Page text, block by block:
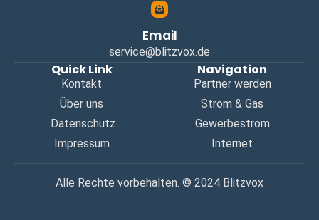
Email
service@blitzvox.de
Navigation
Partner werden
Strom & Gas
Gewerbestrom
Internet
Quick Link
Kontakt
Über uns
Datenschutz.
Impressum
Alle Rechte vorbehalten. © 2024 Blitzvox